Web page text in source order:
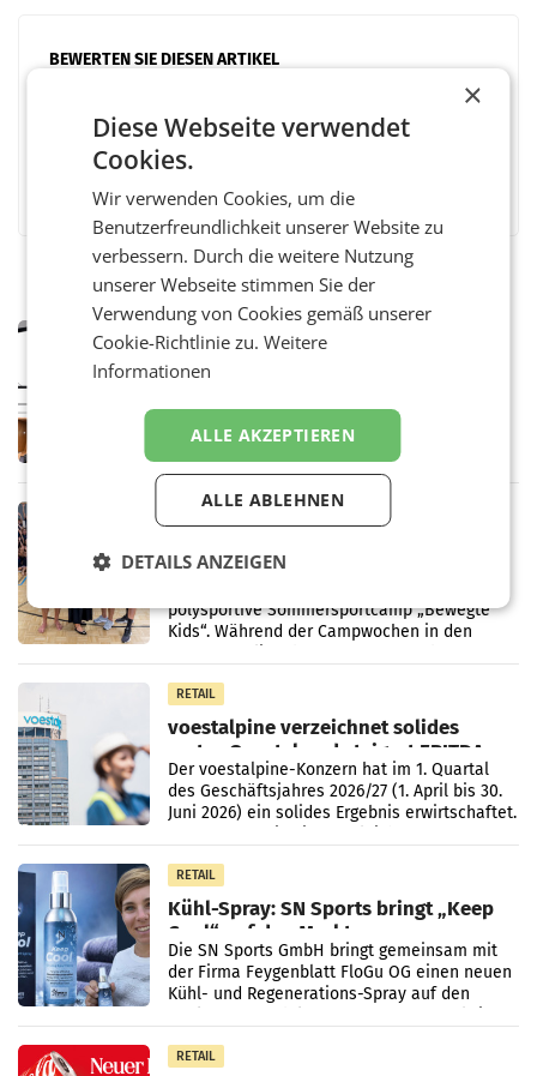
BEWERTEN SIE DIESEN ARTIKEL
MARKETING & MEDIA
Pilnacek-U-Ausschuss - Presserat
WIEN Der Presserat fordert Medienvertreter
dazu auf, im U-Ausschuss zu den
Ermittlungen rund um das Ableben des Ex-
Sektionschefs im Justizministerium, Christian
Pilnacek, auf sensible
Sommercamps im Osten Österreichs
polysportive Sommersportcamp „Bewegte
Kids“. Während der Campwochen in den
RETAIL
voestalpine verzeichnet solides
erstes Quartal und steigert EBITDA
Der voestalpine-Konzern hat im 1. Quartal
des Geschäftsjahres 2026/27 (1. April bis 30.
Juni 2026) ein solides Ergebnis erwirtschaftet.
RETAIL
Kühl-Spray: SN Sports bringt „Keep
Cool“ auf den Markt
Die SN Sports GmbH bringt gemeinsam mit
der Firma Feygenblatt FloGu OG einen neuen
Kühl- und Regenerations-Spray auf den
RETAIL
×
Diese Webseite verwendet
Cookies.
Wir verwenden Cookies, um die
Benutzerfreundlichkeit unserer Website zu
verbessern. Durch die weitere Nutzung
unserer Webseite stimmen Sie der
Verwendung von Cookies gemäß unserer
Cookie-Richtlinie zu.Weitere
Informationen
ALLE AKZEPTIEREN
ALLE ABLEHNEN
DETAILS ANZEIGEN